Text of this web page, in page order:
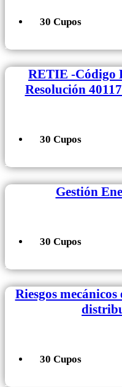
30 Cupos
+ Información
RETIE -Código
Resolución
30 Cupos
+ Información
Gestión
30 Cupos
+ Información
Riesgos
30 Cupos
+ Información